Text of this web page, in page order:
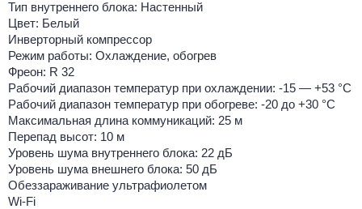
Тип внутреннего блока: Настенный
Цвет: Белый
Инверторный компрессор
Режим работы: Охлаждение, обогрев
Фреон: R 32
Рабочий диапазон температур при охлаждении: -15 — +53 °C
Рабочий диапазон температур при обогреве: -20 до +30 °C
Максимальная длина коммуникаций: 25 м
Перепад высот: 10 м
Уровень шума внутреннего блока: 22 дБ
Уровень шума внешнего блока: 50 дБ
Обеззараживание ультрафиолетом
Wi-Fi